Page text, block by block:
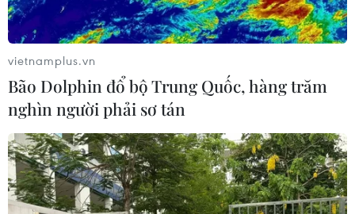
vietnamplus.vn
Bão Dolphin đổ bộ Trung Quốc, hàng trăm
nghìn người phải sơ tán